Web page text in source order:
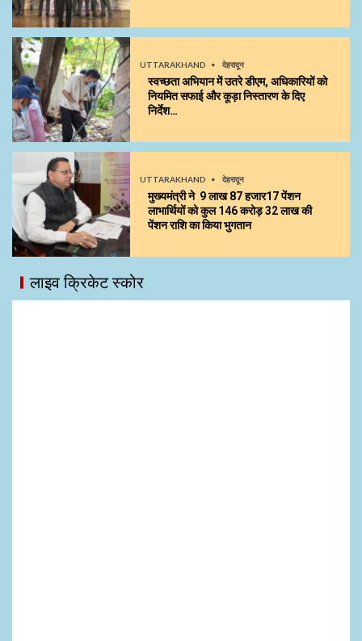
UTTARAKHAND देहरादून
स्वच्छता अभियान में उतरे डीएम, अधिकारियों को
नियमित सफाई और कूड़ा निस्तारण के दिए
निर्देश…
UTTARAKHAND देहरादून
मुख्यमंत्री ने 9 लाख 87 हजार17 पेंशन
लाभार्थियों को कुल ₹146 करोड़ 32 लाख की
पेंशन राशि का किया भुगतान
लाइव क्रिकेट स्कोर